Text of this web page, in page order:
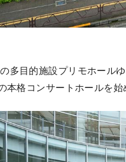
多目的施設プリモホールゆ
本格コンサートホールを